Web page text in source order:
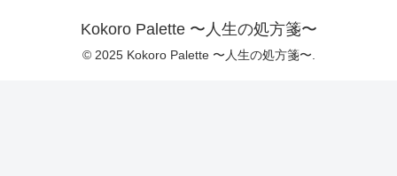
Kokoro Palette 〜人生の処方箋〜
© 2025 Kokoro Palette 〜人生の処方箋〜.